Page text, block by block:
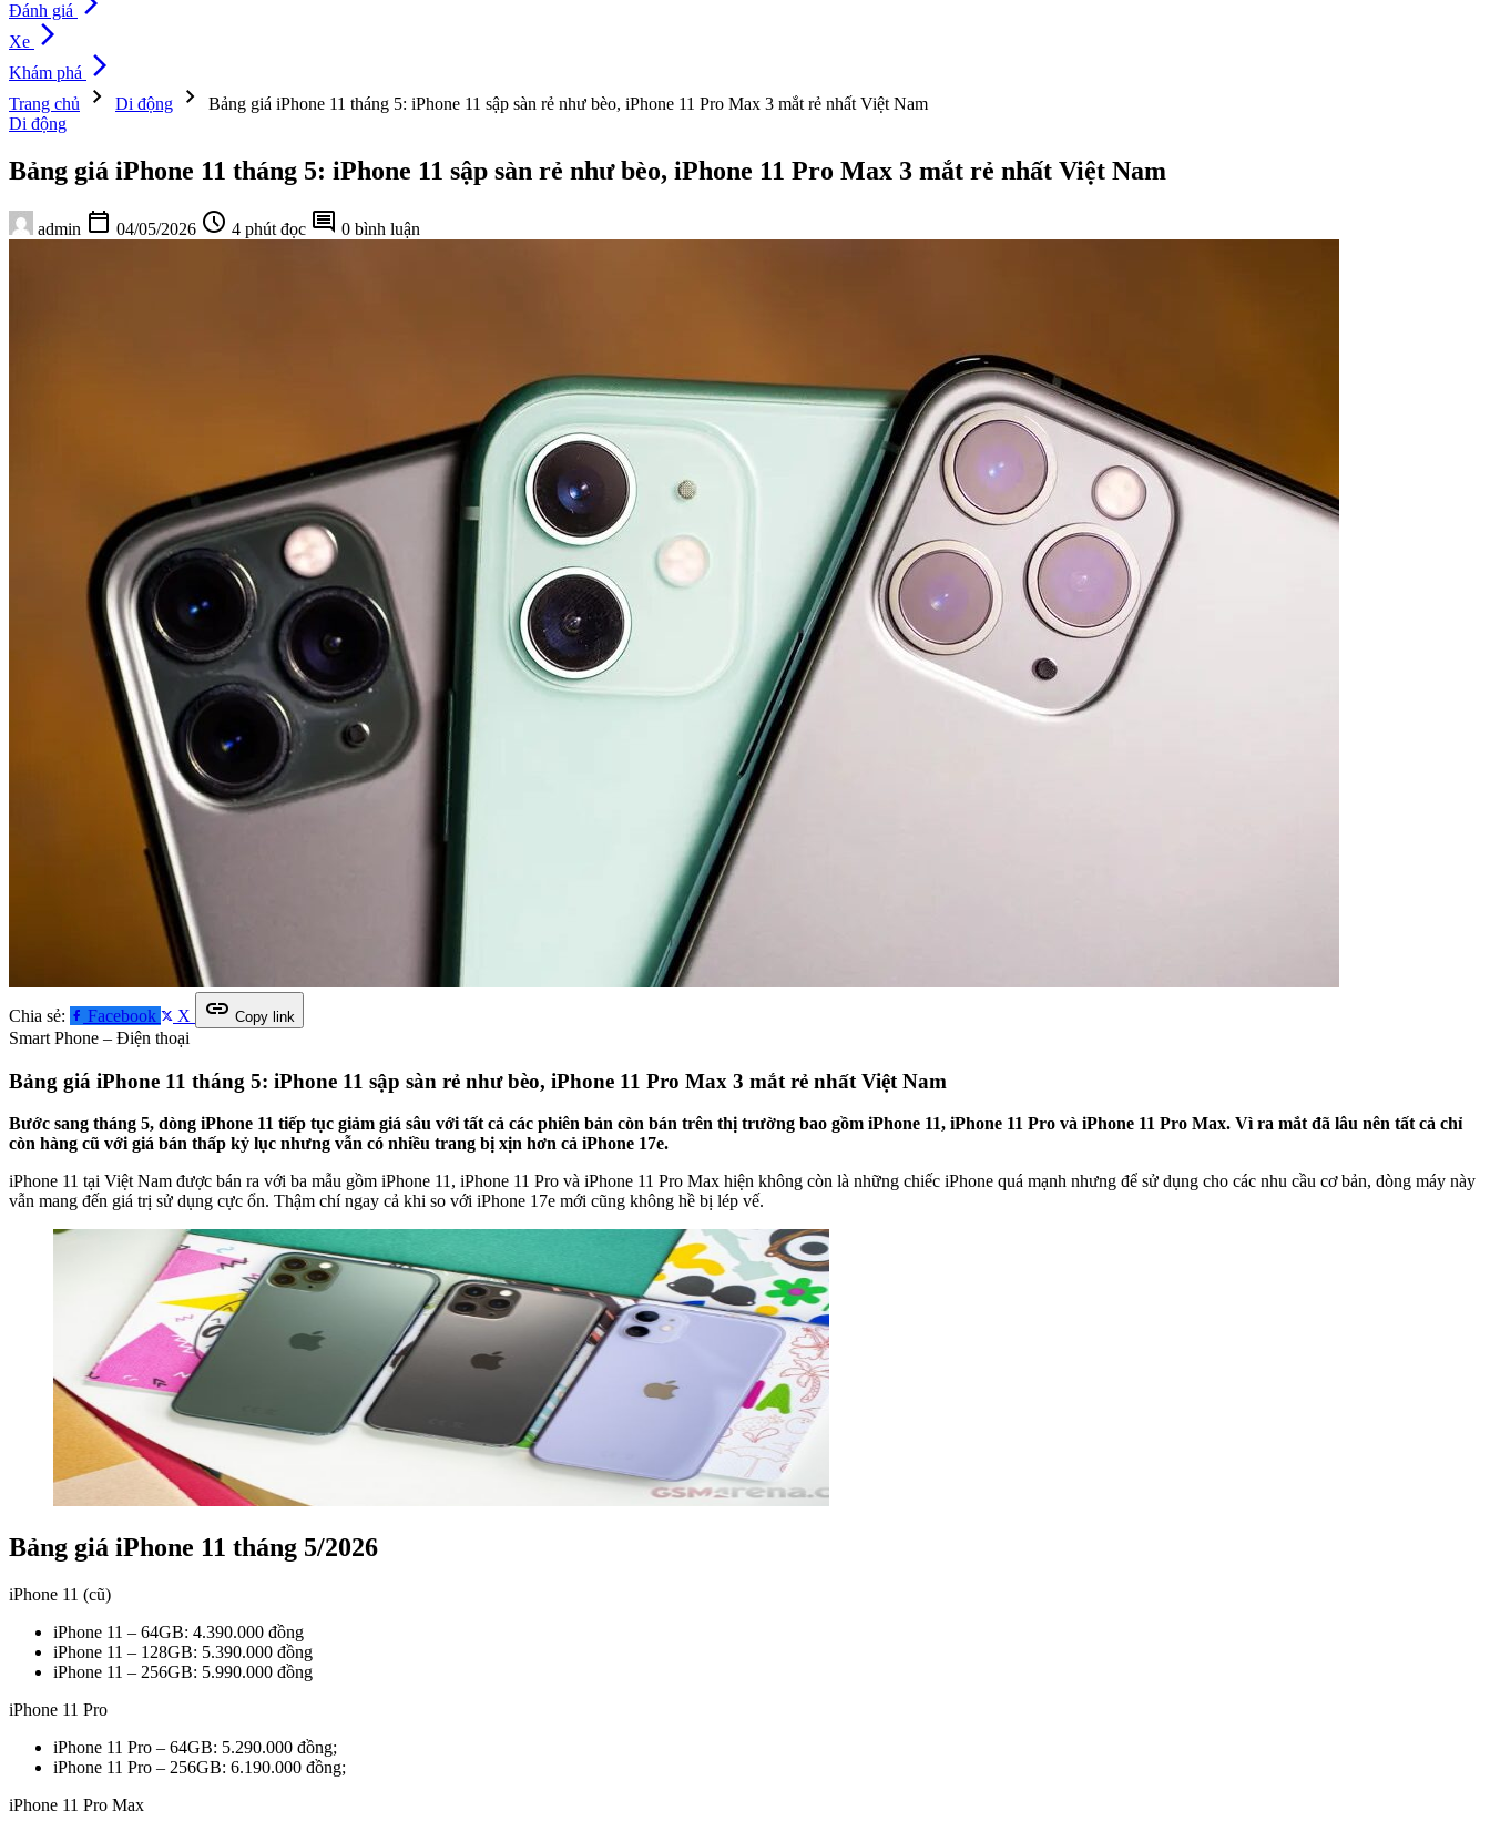
Đánh giá
Xe arrow_forward_ios
Khám phá arrow_forward_ios
Trang chủ chevron_right Di động chevron_right
Bảng giá iPhone 11 tháng 5: iPhone 11 sập sàn rẻ như bèo, iPhone 11 Pro Max 3 mắt rẻ nhất Việt Nam
Di động
Bảng giá iPhone 11 tháng 5: iPhone 11 sập sàn rẻ như bèo, iPhone 11 Pro Max 3 mắt rẻ nhất Việt Nam
admin calendar_today 04/05/2026 schedule 4 phút đọc comment 0 bình luận
Chia sẻ: Facebook X link Copy link
Smart Phone – Điện thoại
Bảng giá iPhone 11 tháng 5: iPhone 11 sập sàn rẻ như bèo, iPhone 11 Pro Max 3 mắt rẻ nhất Việt Nam
Bước sang tháng 5, dòng iPhone 11 tiếp tục giảm giá sâu với tất cả các phiên bản còn bán trên thị trường bao gồm iPhone 11, iPhone 11 Pro và iPhone 11 Pro Max. Vì ra mắt đã lâu nên tất cả chỉ
còn hàng cũ với giá bán thấp kỷ lục nhưng vẫn có nhiều trang bị xịn hơn cả iPhone 17e.
iPhone 11 tại Việt Nam được bán ra với ba mẫu gồm iPhone 11, iPhone 11 Pro và iPhone 11 Pro Max hiện không còn là những chiếc iPhone quá mạnh nhưng để sử dụng cho các nhu cầu cơ bản, dòng máy này
vẫn mang đến giá trị sử dụng cực ổn. Thậm chí ngay cả khi so với iPhone 17e mới cũng không hề bị lép vế.
Bảng giá iPhone 11 tháng 5/2026
iPhone 11 (cũ)
iPhone 11 – 64GB: 4.390.000 đồng
iPhone 11 – 128GB: 5.390.000 đồng
iPhone 11 – 256GB: 5.990.000 đồng
iPhone 11 Pro
iPhone 11 Pro – 64GB: 5.290.000 đồng;
iPhone 11 Pro – 256GB: 6.190.000 đồng;
iPhone 11 Pro Max